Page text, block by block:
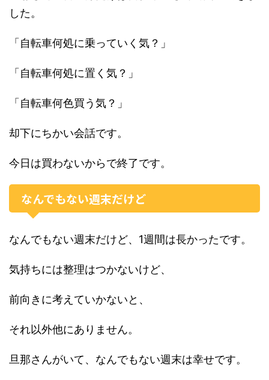
した。
「自転車何処に乗っていく気？」
「自転車何処に置く気？」
「自転車何色買う気？」
却下にちかい会話です。
今日は買わないからで終了です。
なんでもない週末だけど
なんでもない週末だけど、1週間は長かったです。
気持ちには整理はつかないけど、
前向きに考えていかないと、
それ以外他にありません。
旦那さんがいて、なんでもない週末は幸せです。